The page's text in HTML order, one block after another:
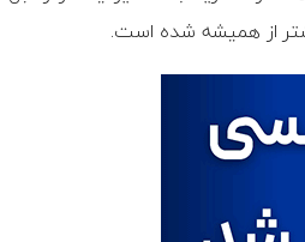
از همیشه شده است.